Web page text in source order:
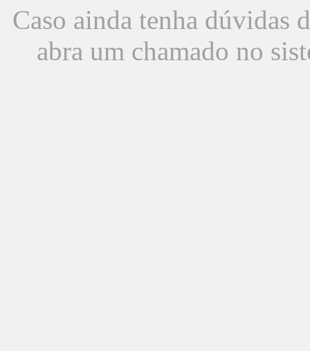
Caso ainda tenha dúvidas
abra um chamado no